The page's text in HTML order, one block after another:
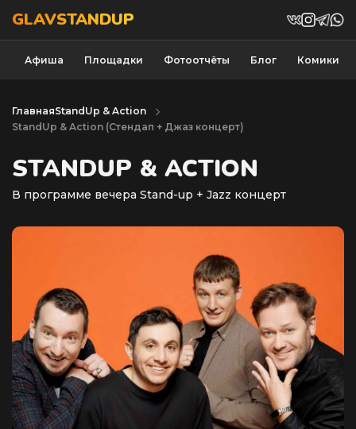
GLAVSTANDUP
Афиша Площадки Фотоотчёты Блог Комики
ГлавнаяStandUp & Action
StandUp & Action (Cтендап + Джаз концерт)
STANDUP & ACTION
В программе вечера Stand-up + Jazz концерт